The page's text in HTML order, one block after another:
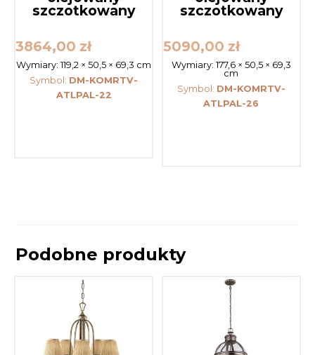
szczotkowany
3864,00 zł
Wymiary:119,2 × 50,5 × 69,3 cm
Symbol: DM-KOMRTV-
ATLPAL-22
szczotkowany
5090,00 zł
Wymiary: 177,6 × 50,5 × 69,3
cm
Symbol: DM-KOMRTV-
ATLPAL-26
Podobne produkty